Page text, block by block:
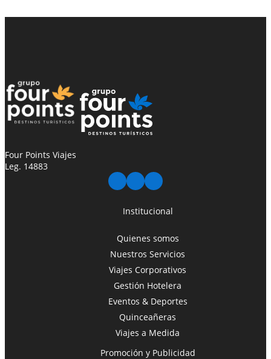
Four Points Viajes
Leg. 14883
Institucional
Quienes somos
Nuestros Servicios
Viajes Corporativos
Gestión Hotelera
Eventos & Deportes
Quinceañeras
Viajes a Medida
Promoción y Publicidad